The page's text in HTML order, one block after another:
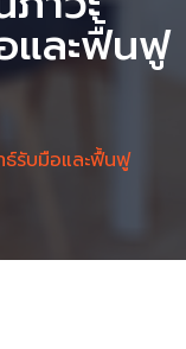
และฟื้นฟู
ธ์รับมือและฟื้นฟู